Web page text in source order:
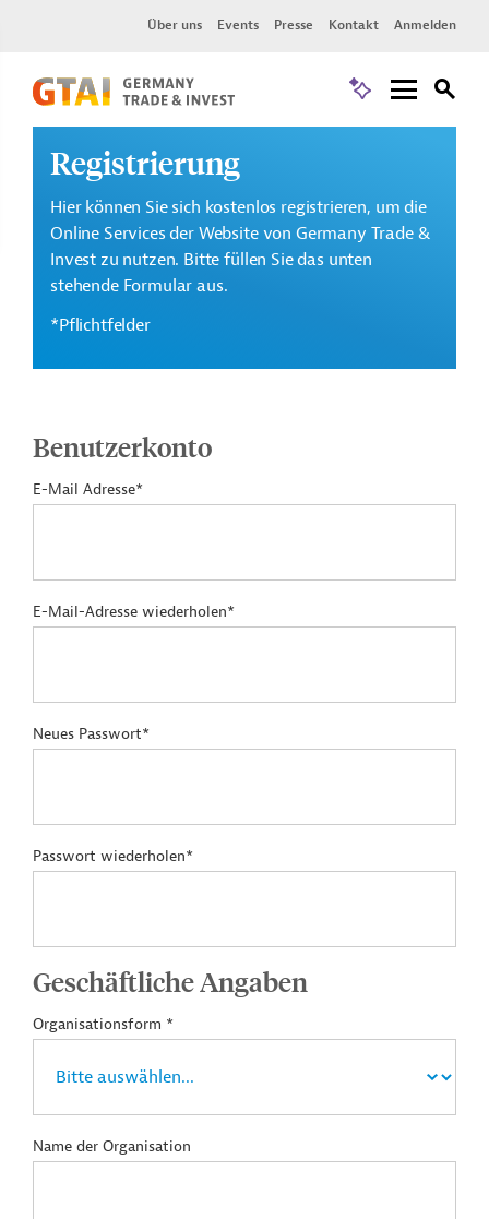
Über uns Events Presse Kontakt Anmelden
Registrierung
Hier können Sie sich kostenlos registrieren, um die
Online Services der Website von Germany Trade &
Invest zu nutzen. Bitte füllen Sie das unten
stehende Formular aus.
*Pflichtfelder
Benutzerkonto
E-Mail Adresse*
E-Mail-Adresse wiederholen*
Neues Passwort*
Passwort wiederholen*
Geschäftliche Angaben
Organisationsform *
Name der Organisation